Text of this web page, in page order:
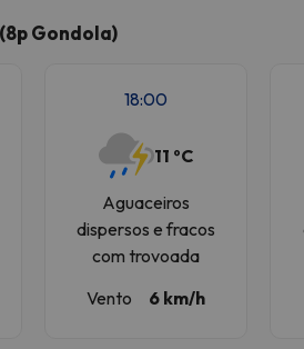
Gondola)
18:00
11 ºC
Aguaceiros
dispersos e fracos
com trovoada
Vento
6 km/h